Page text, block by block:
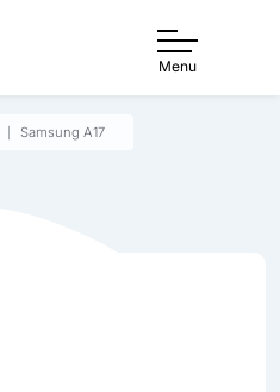
Menu
Samsung A17